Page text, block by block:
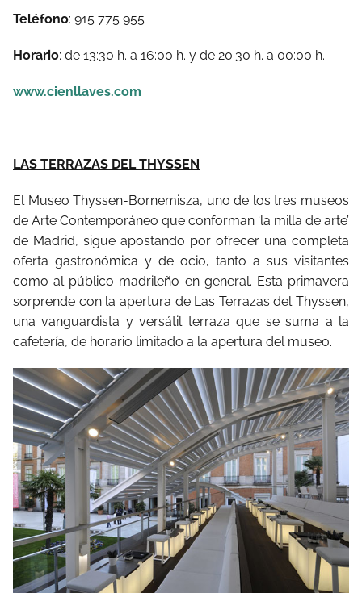
Teléfono: 915 775 955
Horario: de 13:30 h. a 16:00 h. y de 20:30 h. a 00:00 h.
www.cienllaves.com
LAS TERRAZAS DEL THYSSEN
El Museo Thyssen-Bornemisza, uno de los tres museos
de Arte Contemporáneo que conforman ‘la milla de arte’
de Madrid, sigue apostando por ofrecer una completa
oferta gastronómica y de ocio, tanto a sus visitantes
como al público madrileño en general. Esta primavera
sorprende con la apertura de Las Terrazas del Thyssen,
una vanguardista y versátil terraza que se suma a la
cafetería, de horario limitado a la apertura del museo.